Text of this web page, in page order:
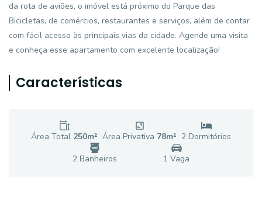
da rota de aviões, o imóvel está próximo do Parque das
Bicicletas, de comércios, restaurantes e serviços, além de contar
com fácil acesso às principais vias da cidade. Agende uma visita
e conheça esse apartamento com excelente localização!
Características
Área Total 250m² Área Privativa 78m² 2 Dormitórios
2 Banheiros 1 Vaga